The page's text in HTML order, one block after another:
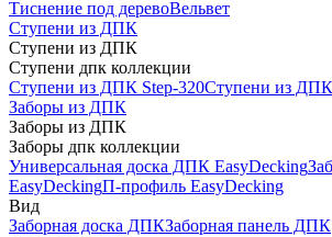
Тиснение под деревоВельвет
Ступени из ДПК
Ступени из ДПК
Ступени дпк коллекции
Ступени из ДПК Step-320Ступени из
Заборы из ДПК
Заборы из ДПК
Заборы дпк коллекции
Универсальная доска ДПК EasyDecking
EasyDeckingП-профиль EasyDecking
Вид
Заборная доска ДПКЗаборная панель ДПК